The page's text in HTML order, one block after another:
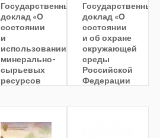
Государственный
доклад «О
состоянии
и
использовании
минерально-
сырьевых
ресурсов
году»
Государственный
доклад «О
состоянии
и об охране
окружающей
среды
Российской
Федерации